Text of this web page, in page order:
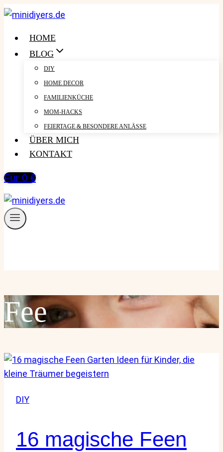
Zum
springenHOME
BLOG
DIY
HOME DECOR
FAMILIENKÜCHE
MOM-HACKS
FEIERTAGE & BESONDERE ANLÄSSE
ÜBER MICH
KONTAKT
Für 0 €
Fee
DIY
16 magische Feen